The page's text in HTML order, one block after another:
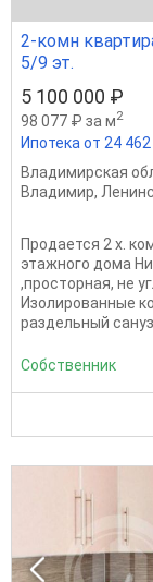
2-комн
5/9 эт.
5 100 000 ₽
98 077 ₽ за м2
Ипотека от 24
Владимирская
Владимир,
Продается 2 х.
этажного дома
,просторная, не
Изолированные
раздельный
Собственник